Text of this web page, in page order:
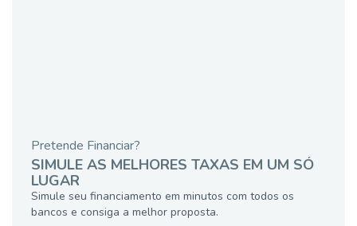
Pretende Financiar?
SIMULE AS MELHORES TAXAS EM UM SÓ
LUGAR
Simule seu financiamento em minutos com todos os
bancos e consiga a melhor proposta.